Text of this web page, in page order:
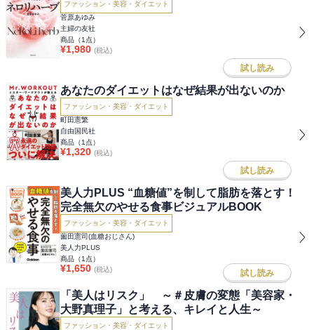
ファッション・美容・ダイエット
菅原あゆみ
主婦の友社
商品（1 点）
¥1,980 (税込)
試し読み
あなたのダイエットはなぜ結果が出ないのか
ファッション・美容・ダイエット
町田憲繁
自由国民社
商品（1 点）
¥1,320 (税込)
試し読み
美人力PLUS “血糖値”を制して脂肪を落とす！
完全無欠のやせる食事ビジュアルBOOK
ファッション・美容・ダイエット
薗田憲司(血糖おじさん)
美人力PLUS
商品（1 点）
¥1,650 (税込) 試し読み
「美人はリスク」 ～＃皮膚の変態「美容家・
大野真理子」と考える、キレイと人生～
ファッション・美容・ダイエット